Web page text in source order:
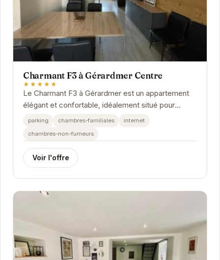
Charmant F3 à Gérardmer Centre
★★★★★
Le Charmant F3 à Gérardmer est un appartement
élégant et confortable, idéalement situé pour
explorer la ville et ses environs. Profitez d'un...
parking chambres-familiales
internet
chambres-non-fumeurs
Voir l'offre